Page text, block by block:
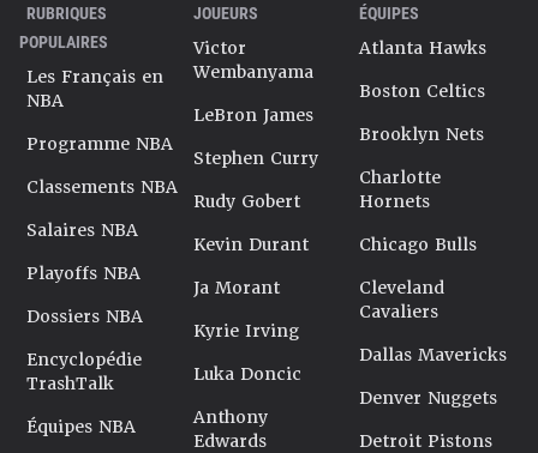
RUBRIQUES
POPULAIRES
Les Français en
NBA
Programme NBA
Classements NBA
Salaires NBA
Playoffs NBA
Dossiers NBA
Encyclopédie
TrashTalk
Équipes NBA
JOUEURS
Victor
Wembanyama
LeBron James
Stephen Curry
Rudy Gobert
Kevin Durant
Ja Morant
Kyrie Irving
Luka Doncic
Anthony
Edwards
ÉQUIPES
Atlanta Hawks
Boston Celtics
Brooklyn Nets
Charlotte
Hornets
Chicago Bulls
Cleveland
Cavaliers
Dallas Mavericks
Denver Nuggets
Detroit Pistons